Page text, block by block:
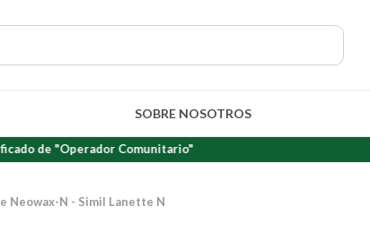
SOBRE NOSOTROS
Comunitario"
Neowax-N - Simil Lanette N